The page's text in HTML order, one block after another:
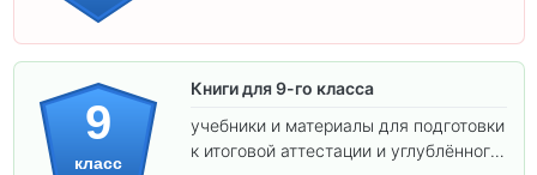
9
класс
Книги для 9-го класса
учебники и материалы для подготовки
к итоговой аттестации и углублённого